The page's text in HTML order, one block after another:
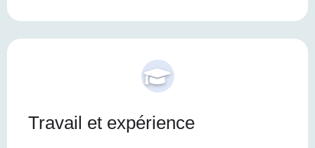
Travail et expérience